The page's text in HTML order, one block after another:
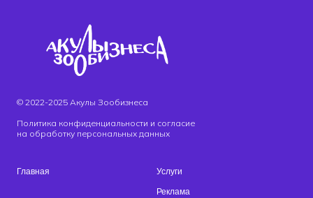
© 2022-2025 Акулы Зообизнеса
Политика конфиденциальности и согласие
на обработку персональных данных
Главная Услуги
Реклама